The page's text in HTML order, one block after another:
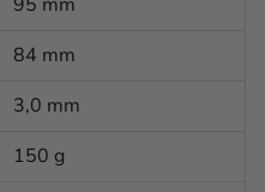
84 mm
3,0 mm
150 g